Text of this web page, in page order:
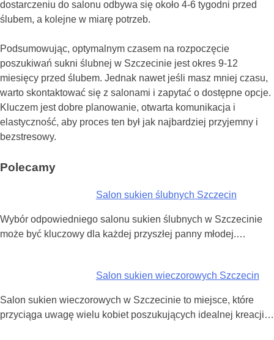
dostarczeniu do salonu odbywa się około 4-6 tygodni przed
ślubem, a kolejne w miarę potrzeb.
Podsumowując, optymalnym czasem na rozpoczęcie
poszukiwań sukni ślubnej w Szczecinie jest okres 9-12
miesięcy przed ślubem. Jednak nawet jeśli masz mniej czasu,
warto skontaktować się z salonami i zapytać o dostępne opcje.
Kluczem jest dobre planowanie, otwarta komunikacja i
elastyczność, aby proces ten był jak najbardziej przyjemny i
bezstresowy.
Polecamy
Salon sukien ślubnych Szczecin
Wybór odpowiedniego salonu sukien ślubnych w Szczecinie
może być kluczowy dla każdej przyszłej panny młodej.…
Salon sukien wieczorowych Szczecin
Salon sukien wieczorowych w Szczecinie to miejsce, które
przyciąga uwagę wielu kobiet poszukujących idealnej kreacji…